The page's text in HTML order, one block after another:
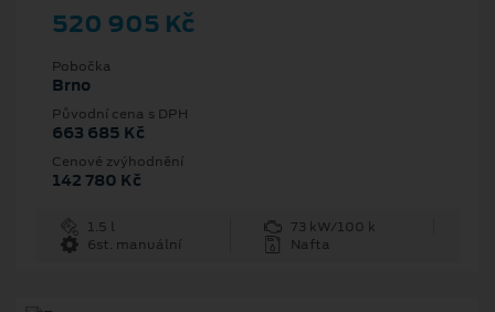
520 905 Kč
Pobočka
Brno
Původní cena s DPH
663 685 Kč
Cenové zvýhodnění
142 780 Kč
1.5 l
73 kW/100 k
6st. manuální
Nafta